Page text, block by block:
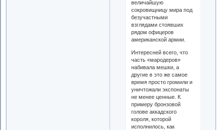
величайшую
сокровищницу мира под
безучастными
взглядами стоявших
рядом офицеров
американской армии.
Интересней всего, что
часть «мародеров»
набивала мешки, а
другие в это же самое
время просто громили и
уничтожали экспонаты
не менее ценные. К
примеру бронзовой
голове аккадского
короля, которой
исполнилось, как